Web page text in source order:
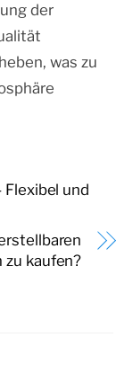
der
was zu
und
zu kaufen?